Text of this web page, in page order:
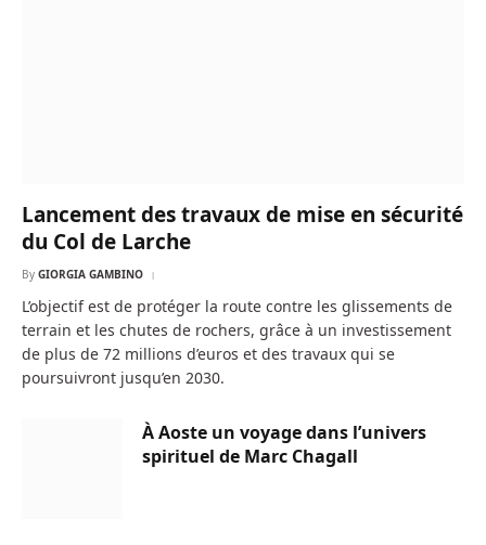
Lancement des travaux de mise en sécurité
du Col de Larche
By GIORGIA GAMBINO
L’objectif est de protéger la route contre les glissements de
terrain et les chutes de rochers, grâce à un investissement
de plus de 72 millions d’euros et des travaux qui se
poursuivront jusqu’en 2030.
À Aoste un voyage dans l’univers
spirituel de Marc Chagall